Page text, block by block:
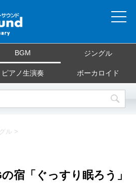
イトについて
ご利用規約
お問合せ
BGM ジングル
ピアノ生演奏 ボーカロイド
ル >
の宿「ぐっすり眠ろう」